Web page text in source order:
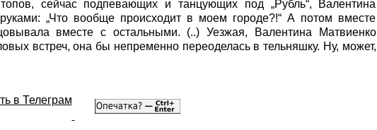
сейчас подпевающих и танцующих под „Рубль“, Валентина
„Что вообще происходит в моем городе?!“ А потом вместе
вместе с остальными. (..) Уезжая, Валентина Матвиенко
встреч, она бы непременно переоделась в тельняшку. Ну, может,
в Телеграм